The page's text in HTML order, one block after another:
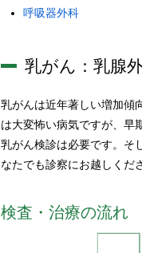
呼吸器外科
乳がん：乳腺
乳がんは近年著しい増加傾
は大変怖い病気ですが、早
乳がん検診は必要です。そ
なたでも診察にお越しくだ
検査・治療の流れ